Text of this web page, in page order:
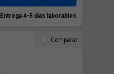
Entrega 4-5 días laborables
Comparar